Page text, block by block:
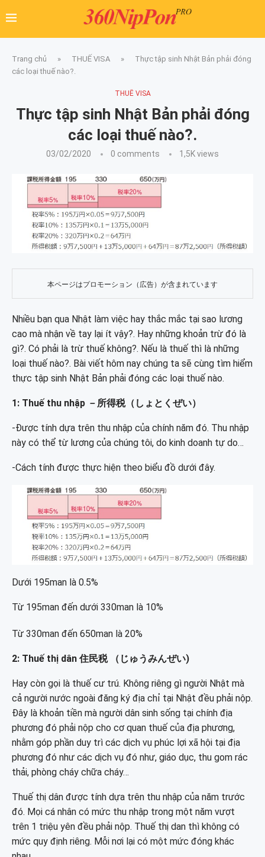
Trang chủ » THUẾ VISA »
Thực tập sinh Nhật Bản phải đóng
các loại thuế nào?.
THUẾ VISA
Thực tập sinh Nhật Bản phải đóng
các loại thuế nào?.
03/02/2020 0 comments 1,5Kviews
本ページはプロモーション（広告）が含まれています
Nhiều bạn qua Nhật làm việc hay thắc mắc tại sao lương
cao mà nhận về tay lại ít vậy?. Hay những khoản trừ đó là
gì?. Có phải là trừ thuế không?. Nếu là thuế thì là những
loại thuế nào?. Bài viết hôm nay chúng ta sẽ cùng tìm hiểm
thực tập sinh Nhật Bản phải đóng các loại thuế nào.
1: Thuế thu nhập －所得税（しょとくぜい）
-Được tính dựa trên thu nhập của chính năm đó. Thu nhập
này có thể từ lương của chúng tôi, do kinh doanh tự do…
-Cách tính được thực hiện theo biểu đồ dưới đây.
Dưới 195man là 0.5%
Từ 195man đến dưới 330man là 10%
Từ 330man đến 650man là 20%
2: Thuế thị dân 住民税 （じゅうみんぜい)
Hay còn gọi là thuế cư trú. Không riêng gì người Nhật mà
cả người nước ngoài đăng ký địa chỉ tại Nhật đều phải nộp.
Đây là khoản tiền mà người dân sinh sống tại chính địa
phương đó phải nộp cho cơ quan thuế của địa phương,
nhằm góp phần duy trì các dịch vụ phúc lợi xã hội tại địa
phương đó như các dịch vụ đó như, giáo dục, thu gom rác
thải, phòng cháy chữa cháy…
Thuế thị dân được tính dựa trên thu nhập của năm trước
đó. Mọi cá nhân có mức thu nhập trong một năm vượt
trên 1 triệu yên đều phải nộp. Thuế thị dan thì không có
mức quy định riêng. Mỗi nơi lại có một mức đóng khác